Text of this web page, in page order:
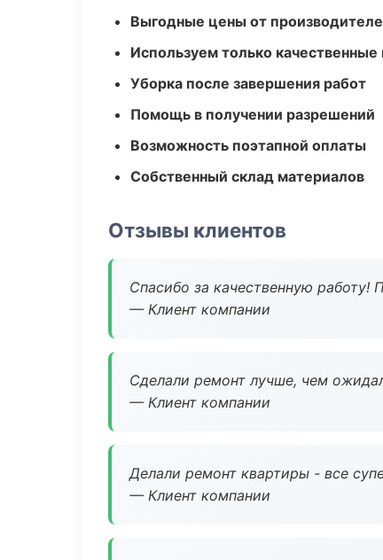
Выгодные цены от
Используем только
Уборка после завершения работ
Помощь в получении разрешений
Возможность поэтапной оплаты
Собственный склад материалов
Отзывы клиентов
Спасибо за качественную работу!
— Клиент компании
Сделали ремонт лучше, чем
— Клиент компании
Делали ремонт квартиры - все
— Клиент компании